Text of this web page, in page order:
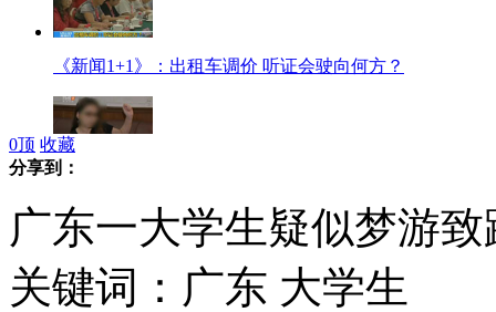
《新闻1+1》：出租车调价 听证会驶向何方？
实拍女子遭砸窗抢劫后驾车逆行撞飞劫匪
云南：滇中主旱区实施人工增雨
0顶 收藏
分享到：
广东一大学生疑似梦游
关键词：广东 大学生